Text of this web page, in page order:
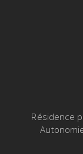
Résidence